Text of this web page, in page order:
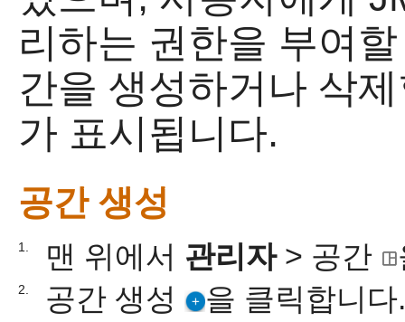
리하는 권한을 부여
간을 생성하거나 삭
가 표시됩니다.
공간 생성
1. 맨 위에서 관리자> 공간
2. 공간 생성 을 클릭합니다.